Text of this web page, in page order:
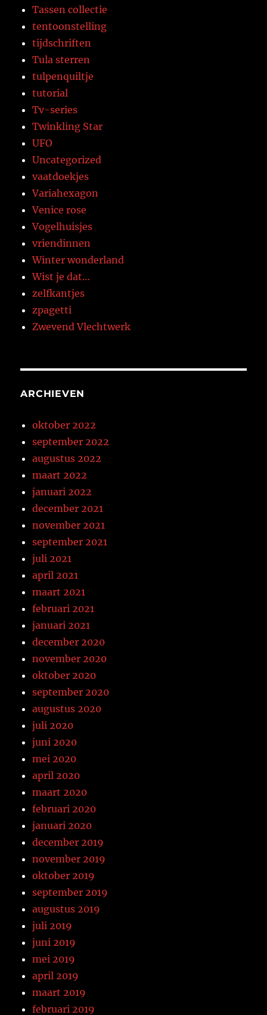
Tassen collectie
tentoonstelling
tijdschriften
Tula sterren
tulpenquiltje
tutorial
Tv-series
Twinkling Star
UFO
Uncategorized
vaatdoekjes
Variahexagon
Venice rose
Vogelhuisjes
vriendinnen
Winter wonderland
Wist je dat…
zelfkantjes
zpagetti
Zwevend Vlechtwerk
ARCHIEVEN
oktober 2022
september 2022
augustus 2022
maart 2022
januari 2022
december 2021
november 2021
september 2021
juli 2021
april 2021
maart 2021
februari 2021
januari 2021
december 2020
november 2020
oktober 2020
september 2020
augustus 2020
juli 2020
juni 2020
mei 2020
april 2020
maart 2020
februari 2020
januari 2020
december 2019
november 2019
oktober 2019
september 2019
augustus 2019
juli 2019
juni 2019
mei 2019
april 2019
maart 2019
februari 2019